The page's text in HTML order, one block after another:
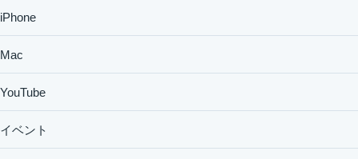
iPhone
Mac
YouTube
イベント